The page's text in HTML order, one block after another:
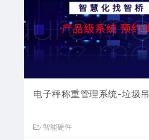
电子秤称重管理系统-垃圾吊
智能硬件